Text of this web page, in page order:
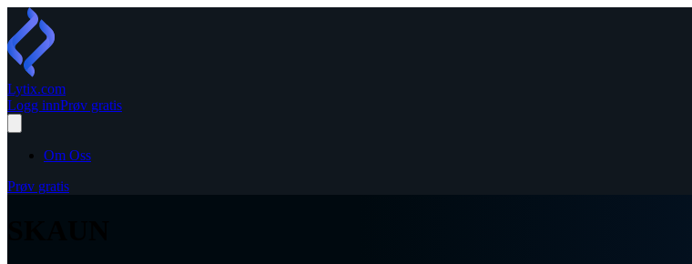
Lytix.com
Logg innPrøv gratis
Om Oss
Prøv gratis